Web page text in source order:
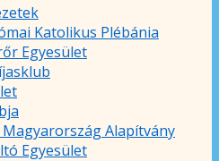
Katolikus Plébánia
Egyesület
Magyarország Alapítvány
Egyesület